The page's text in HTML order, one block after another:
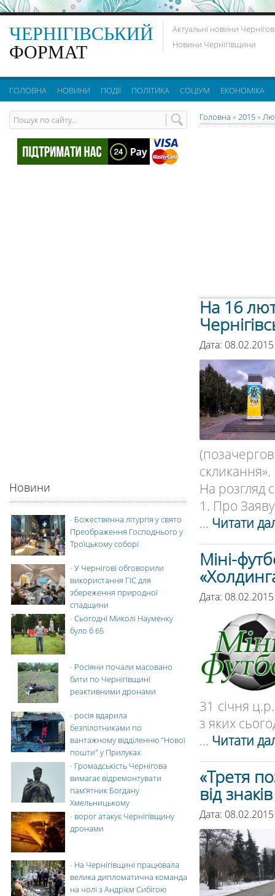
ЧЕРНІГІВСЬКИЙ
ФОРМАТ
Актуальні новини
Новини Чернігівщини
ГОЛОВНА НОВИНИ ПОДІЇ ПОЛІТИКА СОЦІУМ ЕКОНОМІКА
Головна » 2015»
На 16
Дата:
скликання».
На розгляд
1. Про Заяву
... Читати
Міні-
Дата:
31 січня
з яких
... Читати
«Третя
від
Дата:
Новини
- Божественна літургія у свято
Преображення Господнього у
Троїцькому соборі
-У Чернігові обговорили
використання ГІС для
збереження природної
спадщини
-Сьогодні Миколі Науменку
було б 65
- Росіяни почали масовано
бити по Чернігівщині
реактивними дронами
- росія вдарила
безпілотниками по
вантажному відділенню "Нової
пошти" у Прилуках
- Громадськість Чернігова
вимагає відремонтувати
пам’ятник Богдану
Хмельницькому
- ворог атакує Чернігівщину
дронами
- На Чернігівщині працювала
велика дипломатична команда
на чолі з Андрієм Сибігою